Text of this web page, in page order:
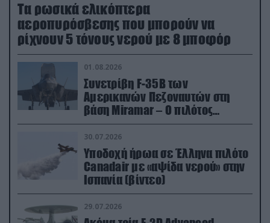
Τα ρωσικά ελικόπτερα
αεροπυρόσβεσης που μπορούν να
ρίχνουν 5 τόνους νερού με 8 μποφόρ
01.08.2026
Συνετρίβη F-35B των
Αμερικανών Πεζοναυτών στη
βάση Miramar – Ο πιλότος
εκτινάχθηκε εγκαίρως
30.07.2026
Υποδοχή ήρωα σε Έλληνα πιλότο
Canadair με «αψίδα νερού» στην
Ισπανία (βίντεο)
29.07.2026